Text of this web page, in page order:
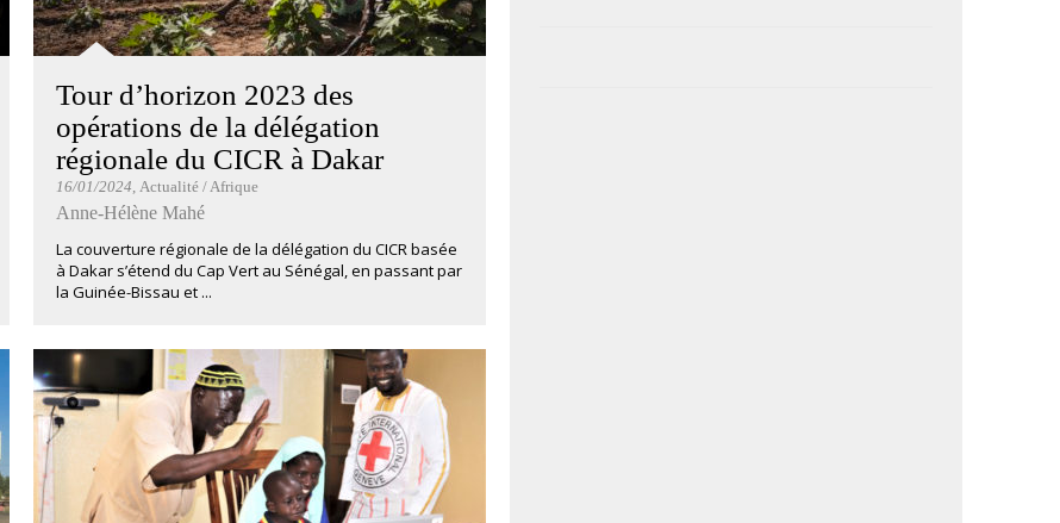
Tour d’horizon 2023 des
opérations de la délégation
régionale du CICR à Dakar
16/01/2024, Actualité / Afrique
Anne-Hélène Mahé
La couverture régionale de la délégation du CICR basée
à Dakar s’étend du Cap Vert au Sénégal, en passant par
la Guinée-Bissau et ...